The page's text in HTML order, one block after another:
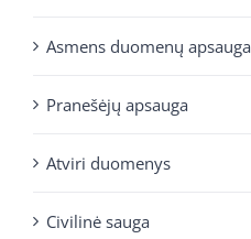
Asmens duomenų apsauga
Pranešėjų apsauga
Atviri duomenys
Civilinė sauga